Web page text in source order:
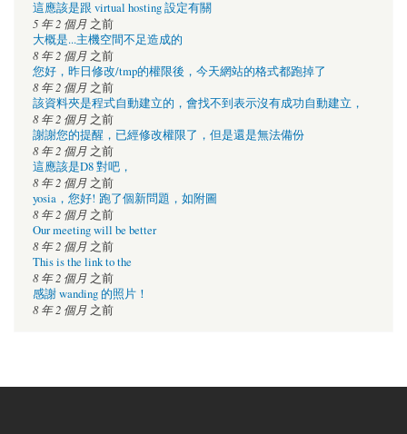
這應該是跟 virtual hosting 設定有關
5 年 2 個月 之前
大概是...主機空間不足造成的
8 年 2 個月 之前
您好，昨日修改/tmp的權限後，今天網站的格式都跑掉了
8 年 2 個月 之前
該資料夾是程式自動建立的，會找不到表示沒有成功自動建立，
8 年 2 個月 之前
謝謝您的提醒，已經修改權限了，但是還是無法備份
8 年 2 個月 之前
這應該是D8 對吧，
8 年 2 個月 之前
yosia，您好! 跑了個新問題，如附圖
8 年 2 個月 之前
Our meeting will be better
8 年 2 個月 之前
This is the link to the
8 年 2 個月 之前
感謝 wanding 的照片！
8 年 2 個月 之前